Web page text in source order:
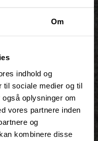
Om
indhold og
til sociale medier og til
oplysninger om
vores partnere inden
og
kombinere disse